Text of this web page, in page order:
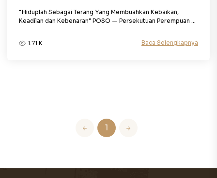
“Hiduplah Sebagai Terang Yang Membuahkan Kebaikan,
Keadilan dan Kebenaran” POSO — Persekutuan Perempuan ...
1.71 K Baca Selengkapnya
1